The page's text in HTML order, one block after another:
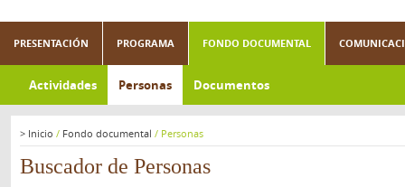
PRESENTACIÓN PROGRAMA FONDO DOCUMENTAL
Actividades Personas Documentos
> Inicio / Fondo documental / Personas
Buscador de Personas